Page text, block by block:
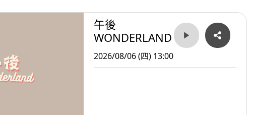
午後
WONDERLAND
2026/08/06 (四) 13:00